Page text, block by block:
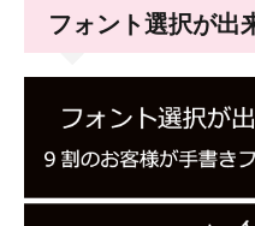
フォント選択が出